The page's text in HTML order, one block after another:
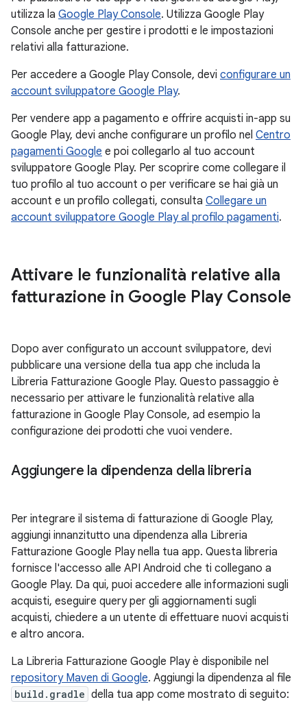
utilizza la Google Play Console. Utilizza Google Play
Console anche per gestire i prodotti e le impostazioni
relativi alla fatturazione.
Per accedere a Google Play Console, devi configurare un
account sviluppatore Google Play.
Per vendere app a pagamento e offrire acquisti in-app su
Google Play, devi anche configurare un profilo nel Centro
pagamenti Google e poi collegarlo al tuo account
sviluppatore Google Play. Per scoprire come collegare il
tuo profilo al tuo account o per verificare se hai già un
account e un profilo collegati, consulta Collegare un
account sviluppatore Google Play al profilo pagamenti.
Attivare le funzionalità relative alla
fatturazione in Google Play Console
Dopo aver configurato un account sviluppatore, devi
pubblicare una versione della tua app che includa la
Libreria Fatturazione Google Play. Questo passaggio è
necessario per attivare le funzionalità relative alla
fatturazione in Google Play Console, ad esempio la
configurazione dei prodotti che vuoi vendere.
Aggiungere la dipendenza della libreria
Per integrare il sistema di fatturazione di Google Play,
aggiungi innanzitutto una dipendenza alla Libreria
Fatturazione Google Play nella tua app. Questa libreria
fornisce l'accesso alle API Android che ti collegano a
Google Play. Da qui, puoi accedere alle informazioni sugli
acquisti, eseguire query per gli aggiornamenti sugli
acquisti, chiedere a un utente di effettuare nuovi acquisti
e altro ancora.
La Libreria Fatturazione Google Play è disponibile nel
repository Maven di Google. Aggiungi la dipendenza al file
build.gradle della tua app come mostrato di seguito: